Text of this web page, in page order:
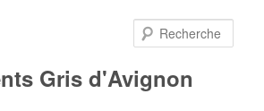
Gris d'Avignon